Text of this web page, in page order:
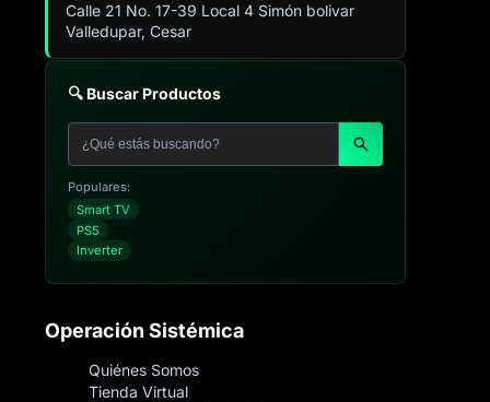
Calle 21 No. 17-39 Local 4 Simón bolivar
Valledupar, Cesar
🔍 Buscar Productos
Populares:
Smart TV
PS5
Inverter
Operación Sistémica
Quiénes Somos
Tienda Virtual